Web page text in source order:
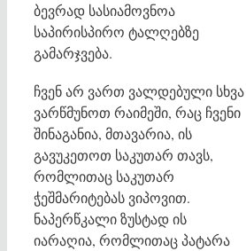
ბევრად სასიამოვნოა
საპირისპირო ტალღებზე
გამარჯვება.
ჩვენ არ ვართ ვალდებული სხვა
ვარწმუნოთ რაიმეში, რაც ჩვენი
შინაგანია, მთავარია, ის
გავუკეთოთ საკუთარ თავს,
რომლითაც საკუთარ
ჭეშმარიტებას ვიპოვით.
ნაპერწკალი ზუსტად ის
იარაღია, რომლითაც პატარა